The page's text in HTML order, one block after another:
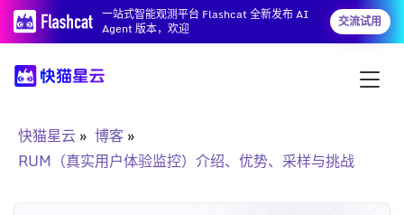
一站式智能观测平台 Flashcat 全新发布 AI
Agent 版本，欢迎
交流试用
快猫星云
博客
RUM（真实用户体验监控）介绍、优势、采样与挑战